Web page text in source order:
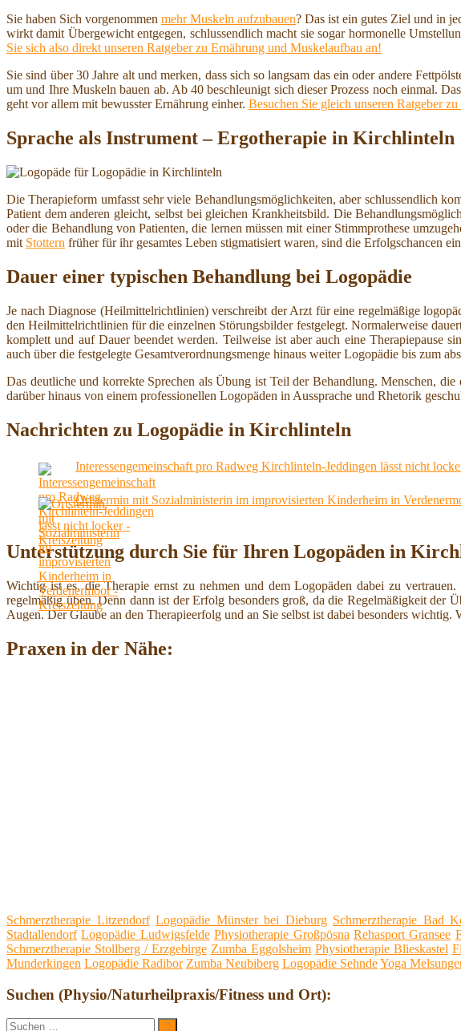
Sie haben Sich vorgenommen mehr Muskeln aufzubauen? Das ist ein gutes Ziel und in
wirkt damit Übergewicht entgegen, schlussendlich macht sie sogar hormonelle
Sie sich also direkt unseren Ratgeber zu Ernährung und Muskelaufbau an!
Sie sind über 30 Jahre alt und merken, dass sich so langsam das ein oder andere
um und Ihre Muskeln bauen ab. Ab 40 beschleunigt sich dieser Prozess noch einmal.
geht vor allem mit bewusster Ernährung einher. Besuchen Sie gleich unseren Ratgeber
Sprache als Instrument – Ergotherapie in Kirchlinteln
Die Therapieform umfasst sehr viele Behandlungsmöglichkeiten, aber schlussendlich
Patient dem anderen gleicht, selbst bei gleichen Krankheitsbild. Die
oder die Behandlung von Patienten, die lernen müssen mit einer Stimmprothese
mit Stottern früher für ihr gesamtes Leben stigmatisiert waren, sind die Erfolgschancen
Dauer einer typischen Behandlung bei Logopädie
Je nach Diagnose (Heilmittelrichtlinien) verschreibt der Arzt für eine regelmäßige
den Heilmittelrichtlinien für die einzelnen Störungsbilder festgelegt. Normalerweise
komplett und auf Dauer beendet werden. Teilweise ist aber auch eine Therapiepause
auch über die festgelegte Gesamtverordnungsmenge hinaus weiter Logopädie bis zum
Das deutliche und korrekte Sprechen als Übung ist Teil der Behandlung. Menschen,
darüber hinaus von einem professionellen Logopäden in Aussprache und Rhetorik
Nachrichten zu Logopädie in Kirchlinteln
Interessengemeinschaft pro Radweg Kirchlinteln-Jeddingen lässt nicht
Ortstermin mit Sozialministerin im improvisierten Kinderheim in
Unterstützung durch Sie für Ihren Logopäden in
Wichtig ist es, die Therapie ernst zu nehmen und dem Logopäden dabei zu
regelmäßig üben. Denn dann ist der Erfolg besonders groß, da die Regelmäßigkeit der
Augen. Der Glaube an den Therapieerfolg und an Sie selbst ist dabei besonders
Praxen in der Nähe:
Schmerztherapie Litzendorf Logopädie Münster bei Dieburg Schmerztherapie Bad
Stadtallendorf Logopädie Ludwigsfelde Physiotherapie Großpösna Rehasport Gransee
Schmerztherapie Stollberg / Erzgebirge Zumba Eggolsheim Physiotherapie Blieskastel
Munderkingen Logopädie Radibor Zumba Neubiberg Logopädie SehndeYoga
Suchen (Physio/Naturheilpraxis/Fitness und Ort):
Suche Suchen